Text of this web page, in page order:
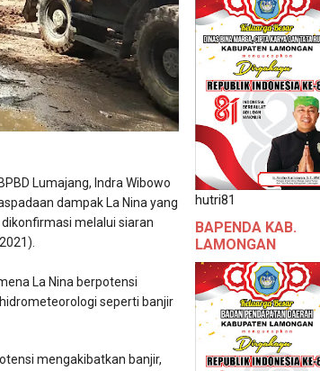
Lumajang, Indra Wibowo
dampak La Nina yang
melalui siaran
La Nina berpotensi
seperti banjir
mengakibatkan banjir,
hutri81
BAPENDA KAB.
LAMONGAN